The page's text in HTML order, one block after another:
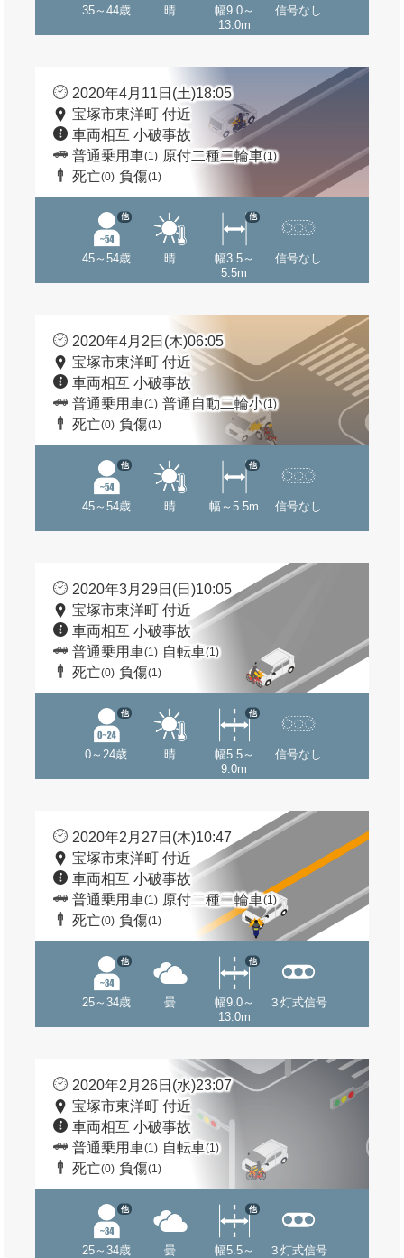
35～44歳 晴
幅9.0～
13.0m
信号なし
2020年4月11日(土)18:05
宝塚市東洋町 付近
車両相互 小破事故
普通乗用車(1) 原付二種二輪車(1)
死亡(0) 負傷(1)
45～54歳
他
晴
幅3.5～
5.5m
他
信号なし
2020年4月2日(木)06:05
宝塚市東洋町 付近
車両相互 小破事故
普通乗用車(1) 普通自動二輪小(1)
死亡(0) 負傷(1)
45～54歳
他
晴 幅～5.5m
他
信号なし
2020年3月29日(日)10:05
宝塚市東洋町 付近
車両相互 小破事故
普通乗用車(1) 自転車(1)
死亡(0) 負傷(1)
0～24歳
他
晴
幅5.5～
9.0m
他
信号なし
2020年2月27日(木)10:47
宝塚市東洋町 付近
車両相互 小破事故
普通乗用車(1) 原付二種二輪車(1)
死亡(0) 負傷(1)
25～34歳
他
曇
幅9.0～
13.0m
他
３灯式信号
2020年2月26日(水)23:07
宝塚市東洋町 付近
車両相互 小破事故
普通乗用車(1) 自転車(1)
死亡(0) 負傷(1)
25～34歳
他
曇
幅5.5～
他
３灯式信号